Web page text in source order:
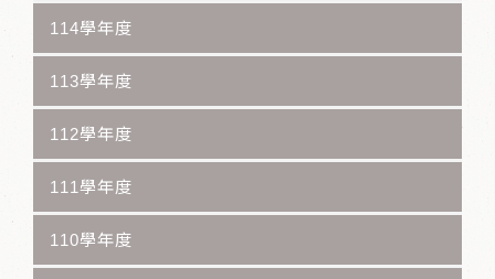
114學年度
113學年度
112學年度
111學年度
110學年度